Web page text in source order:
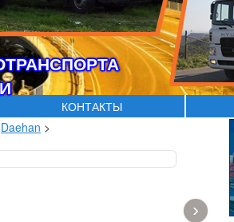
КОНТАКТЫ
Daehan >
›